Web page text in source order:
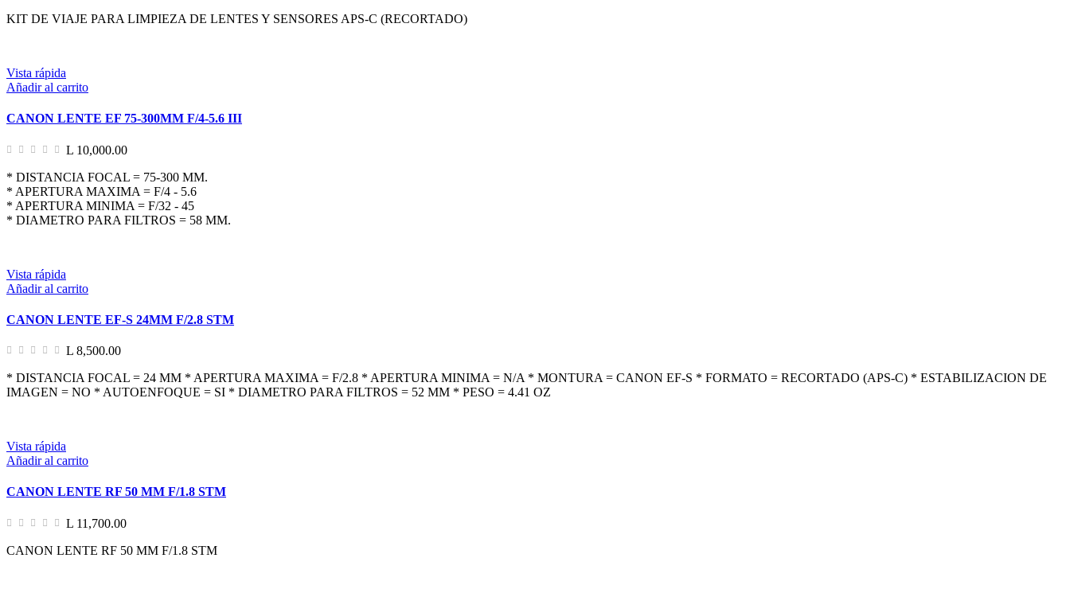
KIT DE VIAJE PARA LIMPIEZA DE LENTES Y SENSORES APS-C (RECORTADO)
Vista rápida
Añadir al carrito
CANON LENTE EF 75-300MM F/4-5.6 III
L 10,000.00
* DISTANCIA FOCAL = 75-300 MM.
* APERTURA MAXIMA = F/4 - 5.6
* APERTURA MINIMA = F/32 - 45
* DIAMETRO PARA FILTROS = 58 MM.
Vista rápida
Añadir al carrito
CANON LENTE EF-S 24MM F/2.8 STM
L 8,500.00
* DISTANCIA FOCAL = 24 MM * APERTURA MAXIMA = F/2.8 * APERTURA MINIMA = N/A * MONTURA = CANON EF-S * FORMATO = RECORTADO (APS-C) * ESTABILIZACION DE
IMAGEN = NO * AUTOENFOQUE = SI * DIAMETRO PARA FILTROS = 52 MM * PESO = 4.41 OZ
Vista rápida
Añadir al carrito
CANON LENTE RF 50 MM F/1.8 STM
L 11,700.00
CANON LENTE RF 50 MM F/1.8 STM